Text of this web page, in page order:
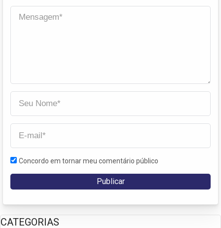
Concordo em tornar meu comentário público
CATEGORIAS